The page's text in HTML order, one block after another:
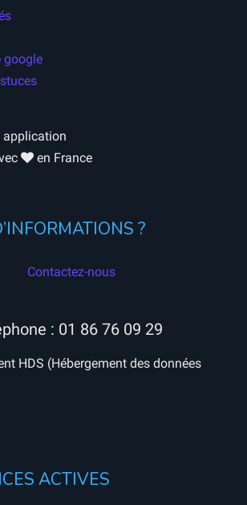
google
application
en France
?
Contactez-nous
: 01 86 76 09 29
HDS (Hébergement des données
ACTIVES